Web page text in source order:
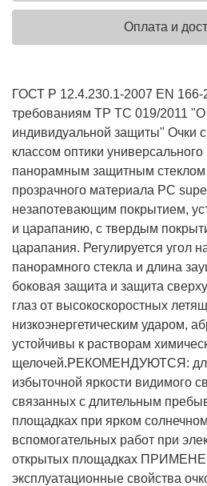
Оплата и
ГОСТ Р 12.4.230.1-2007 EN 166-
требованиям ТР ТС 019/2011 "О
индивидуальной защиты" Очки
классом оптики
панорамным защитным стеклом
прозрачного материала РС
незапотевающим покрытием,
и царапанию, с твердым
царапания. Регулируется угол
панорамного стекла и длина
боковая защита и защита
глаз от высокоскоростных
низкоэнергетическим ударом,
устойчивы к растворам
щелочей.РЕКОМЕНДУЮТСЯ: для
избыточной яркости видимого
связанных с длительным
площадках при ярком
вспомогательных работ при
открытых площадках
эксплуатационные свойства